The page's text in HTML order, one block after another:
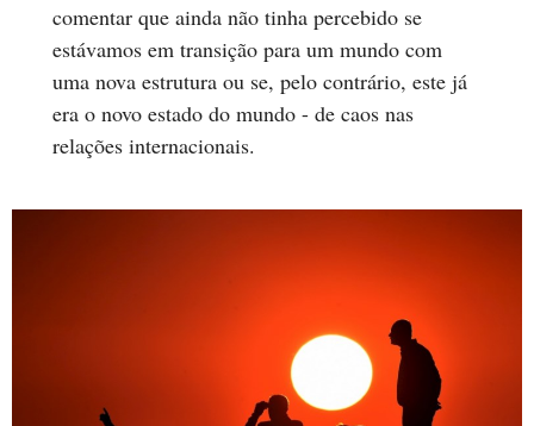
comentar que ainda não tinha percebido se
estávamos em transição para um mundo com
uma nova estrutura ou se, pelo contrário, este já
era o novo estado do mundo - de caos nas
relações internacionais.